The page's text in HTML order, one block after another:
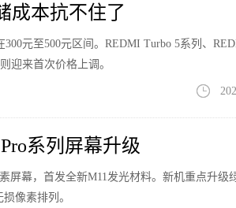
成本抗不住了
元至500元区间。REDMI Turbo 5系列、
迎来首次价格上调。
系列屏幕升级
屏幕，首发全新M11发光材料。新机重点升级
像素排列。